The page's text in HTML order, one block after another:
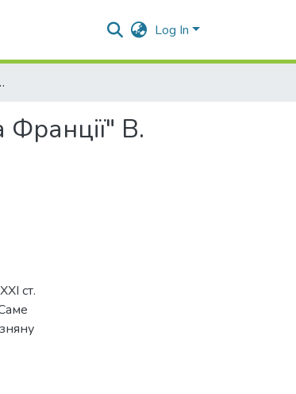
Log In
Франції" В. Черемиса
В.
ст.